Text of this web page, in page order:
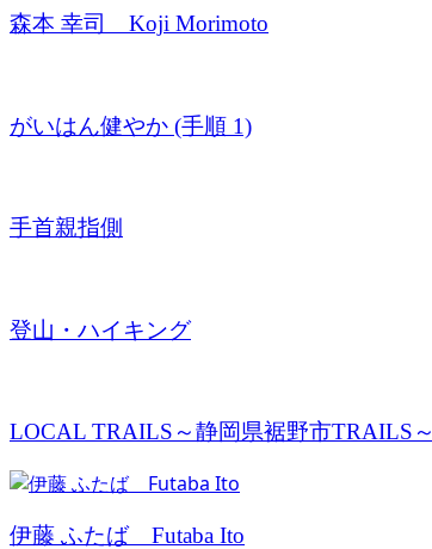
森本 幸司 Koji Morimoto
がいはん健やか (手順 1)
手首親指側
登山・ハイキング
LOCAL TRAILS～静岡県裾野市TRAILS～
伊藤 ふたば Futaba Ito